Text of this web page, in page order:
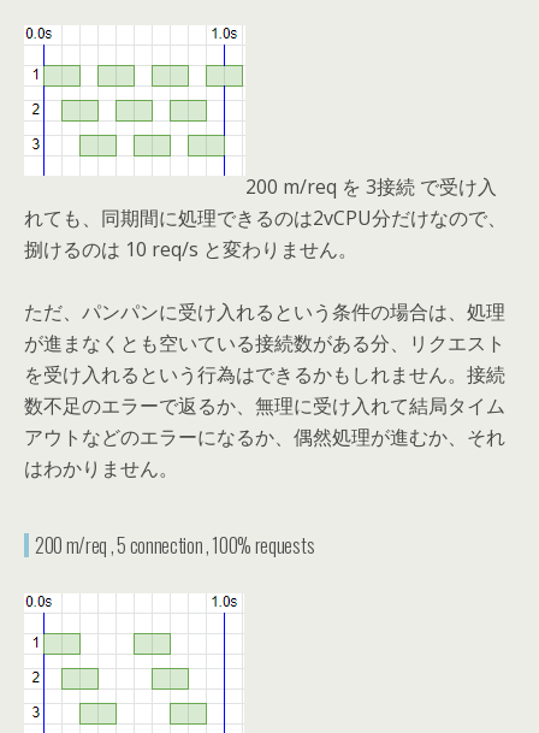
200 m/req を 3接続 で受け入
れても、同期間に処理できるのは2vCPU分だけなので、
捌けるのは 10 req/s と変わりません。
ただ、パンパンに受け入れるという条件の場合は、処理
が進まなくとも空いている接続数がある分、リクエスト
を受け入れるという行為はできるかもしれません。接続
数不足のエラーで返るか、無理に受け入れて結局タイム
アウトなどのエラーになるか、偶然処理が進むか、それ
はわかりません。
200 m/req , 5 connection , 100% requests